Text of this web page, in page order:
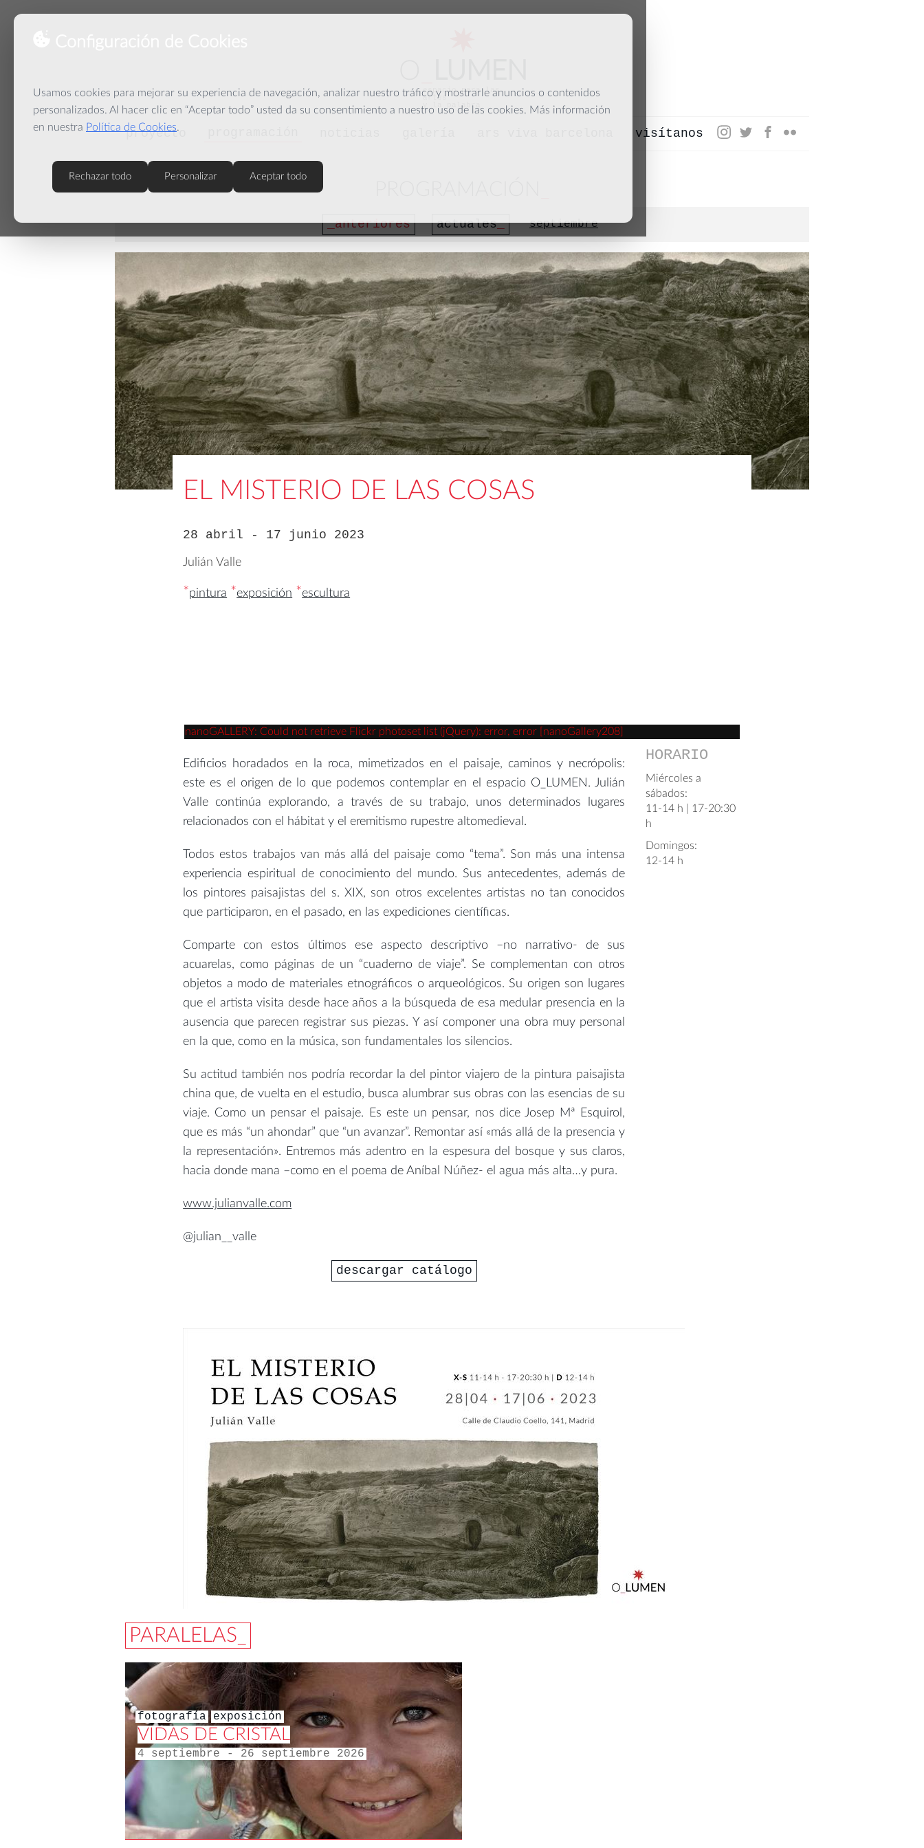
Usamos cookies para mejorar su experiencia de navegación, analizar nuestro tráfico y mostrarle anuncios o contenidos
personalizados. Al hacer clic en “Aceptar todo” usted da su consentimiento a nuestro uso de las cookies. Más información
en nuestra Política de Cookies.
Rechazar todo Personalizar Aceptar todo
espacio para las
artes
y la palabra
proyecto visítanos
anteriores actuales septiembre
EL MISTERIO DE LAS COSAS
28 abril - 17 junio 2023
Julián Valle
*pintura *exposición *escultura
nanoGALLERY: Could not retrieve Flickr photoset list (jQuery): error, error [nanoGallery208]
Edificios horadados en la roca, mimetizados en el paisaje, caminos y necrópolis:
este es el origen de lo que podemos contemplar en el espacio O_LUMEN. Julián
Valle continúa explorando, a través de su trabajo, unos determinados lugares
relacionados con el hábitat y el eremitismo rupestre altomedieval.
Todos estos trabajos van más allá del paisaje como “tema”. Son más una intensa
experiencia espiritual de conocimiento del mundo. Sus antecedentes, además de
los pintores paisajistas del s. XIX, son otros excelentes artistas no tan conocidos
que participaron, en el pasado, en las expediciones científicas.
Comparte con estos últimos ese aspecto descriptivo –no narrativo- de sus
acuarelas, como páginas de un “cuaderno de viaje”. Se complementan con otros
objetos a modo de materiales etnográficos o arqueológicos. Su origen son lugares
que el artista visita desde hace años a la búsqueda de esa medular presencia en la
ausencia que parecen registrar sus piezas. Y así componer una obra muy personal
en la que, como en la música, son fundamentales los silencios.
Su actitud también nos podría recordar la del pintor viajero de la pintura paisajista
china que, de vuelta en el estudio, busca alumbrar sus obras con las esencias de su
viaje. Como un pensar el paisaje. Es este un pensar, nos dice Josep Mª Esquirol,
que es más “un ahondar” que “un avanzar”. Remontar así «más allá de la presencia y
la representación». Entremos más adentro en la espesura del bosque y sus claros,
hacia donde mana –como en el poema de Aníbal Núñez- el agua más alta…y pura.
www.julianvalle.com
@julian__valle
descargar catálogo
HORARIO
Miércoles a
sábados:
11-14 h | 17-20:30
h
Domingos:
12-14 h
PARALELAS_
fotografía exposición
VIDAS DE CRISTAL
4 septiembre - 26 septiembre 2026